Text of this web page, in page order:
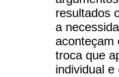
resultados
a
aconteçam
troca que
individual